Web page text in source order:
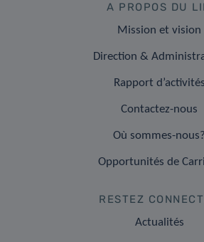
A PROPOS DU
Mission et vision
Direction &
Rapport d’activités
Contactez-nous
Où sommes-nous?
Opportunités de
RESTEZ
Actualités